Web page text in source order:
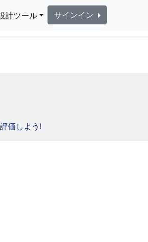
計ツール サインイン
価しよう!